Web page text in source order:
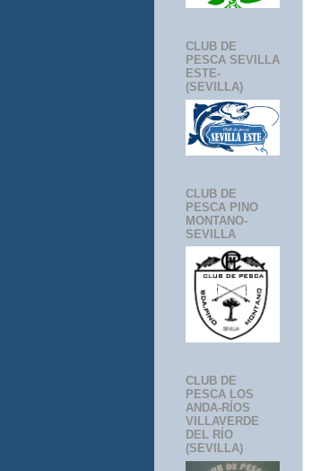
CLUB DE
PESCA SEVILLA
ESTE-
(SEVILLA)
CLUB DE
PESCA PINO
MONTANO-
SEVILLA
CLUB DE
PESCA LOS
ANDA-RÍOS
VILLAVERDE
DEL RÍO
(SEVILLA)